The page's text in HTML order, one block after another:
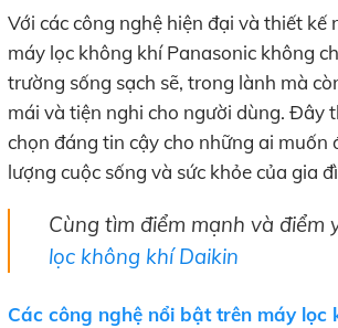
Với các công nghệ hiện đại và thiết kế
máy lọc không khí Panasonic không
trường sống sạch sẽ, trong lành mà
mái và tiện nghi cho người dùng. Đây
chọn đáng tin cậy cho những ai muốn
lượng cuộc sống và sức khỏe của gia
Cùng tìm điểm mạnh và điểm
lọc không khí Daikin
Các công nghệ nổi bật trên máy lọc